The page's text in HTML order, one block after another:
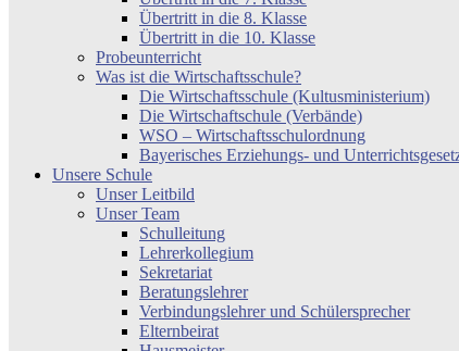
Übertritt in die 8. Klasse
Übertritt in die 10. Klasse
Probeunterricht
Was ist die Wirtschaftsschule?
Die Wirtschaftsschule (Kultusministerium)
Die Wirtschaftschule (Verbände)
WSO – Wirtschaftsschulordnung
Bayerisches Erziehungs- und
Unsere Schule
Unser Leitbild
Unser Team
Schulleitung
Lehrerkollegium
Sekretariat
Beratungslehrer
Verbindungslehrer und Schülersprecher
Elternbeirat